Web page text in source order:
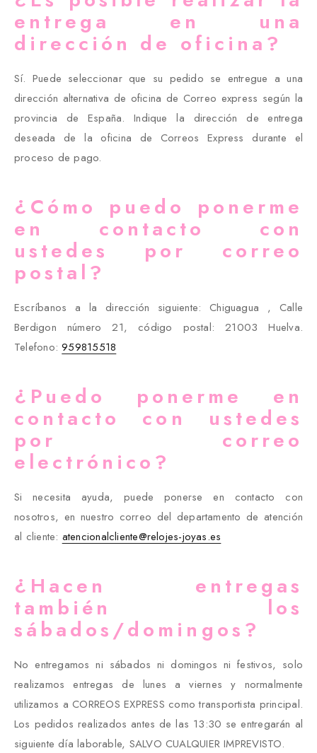
entrega en una
dirección de oficina?
Sí. Puede seleccionar que su pedido se entregue a una
dirección alternativa de oficina de Correo express según la
provincia de España. Indique la dirección de entrega
deseada de la oficina de Correos Express durante el
proceso de pago.
¿Cómo puedo ponerme
en contacto con
ustedes por correo
postal?
Escríbanos a la dirección siguiente: Chiguagua , Calle
Berdigon número 21, código postal: 21003 Huelva.
Telefono:959815518
¿Puedo ponerme en
contacto con ustedes
por correo
electrónico?
Si necesita ayuda, puede ponerse en contacto con
nosotros, en nuestro correo del departamento de atención
al cliente: atencionalcliente@relojes-joyas.es
¿Hacen entregas
también los
sábados/domingos?
No entregamos ni sábados ni domingos ni festivos, solo
realizamos entregas de lunes a viernes y normalmente
utilizamos a CORREOS EXPRESS como transportista principal.
Los pedidos realizados antes de las 13:30 se entregarán al
siguiente día laborable, SALVO CUALQUIER IMPREVISTO.